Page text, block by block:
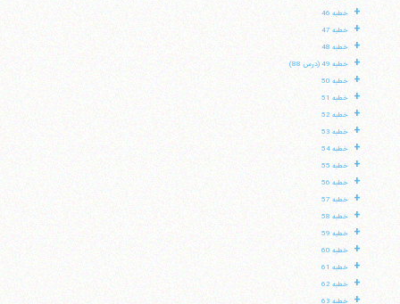
+ خطبه 46
+ خطبه 47
+ خطبه 48
+ خطبه 49 (درس 88)
+ خطبه 50
+ خطبه 51
+ خطبه 52
+ خطبه 53
+ خطبه 54
+ خطبه 55
+ خطبه 56
+ خطبه 57
+ خطبه 58
+ خطبه 59
+ خطبه 60
+ خطبه 61
+ خطبه 62
+ خطبه 63